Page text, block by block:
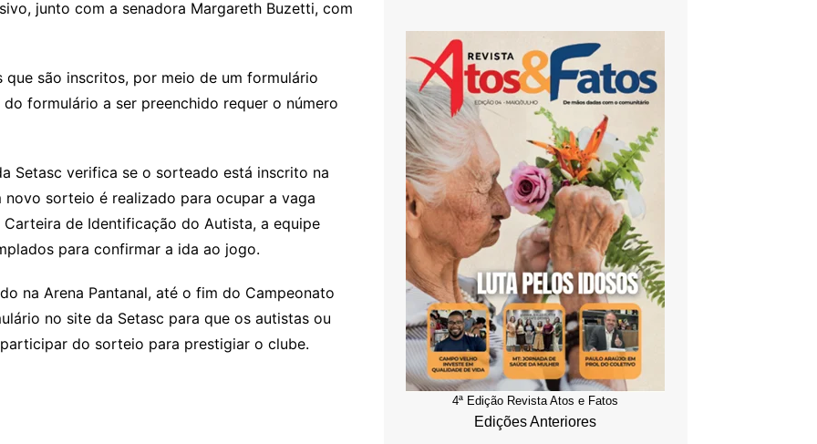
junto com a senadora Margareth Buzetti, com
são inscritos, por meio de um formulário
formulário a ser preenchido requer o número
Setasc verifica se o sorteado está inscrito na
sorteio é realizado para ocupar a vaga
de Identificação do Autista, a equipe
para confirmar a ida ao jogo.
na Arena Pantanal, até o fim do Campeonato
no site da Setasc para que os autistas ou
do sorteio para prestigiar o clube.
4ª Edição Revista Atos e Fatos
Edições Anteriores